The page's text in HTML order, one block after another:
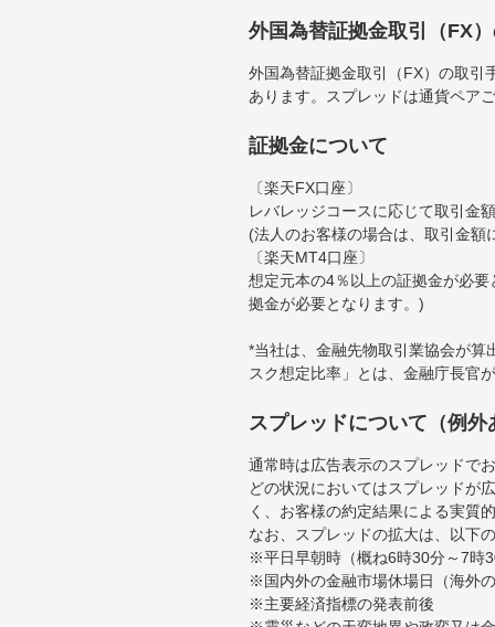
外国為替証拠金取引（FX
外国為替証拠金取引（FX）の取引
あります。スプレッドは通貨ペア
証拠金について
〔楽天FX口座〕
レバレッジコースに応じて取引金
(法人のお客様の場合は、取引金
〔楽天MT4口座〕
想定元本の4％以上の証拠金が必
拠金が必要となります。)
*当社は、金融先物取引業協会が算
スク想定比率」とは、金融庁長官
スプレッドについて（例外
通常時は広告表示のスプレッドで
どの状況においてはスプレッドが
く、お客様の約定結果による実質
なお、スプレッドの拡大は、以下
※平日早朝時（概ね6時30分～7時
※国内外の金融市場休場日（海外
※主要経済指標の発表前後